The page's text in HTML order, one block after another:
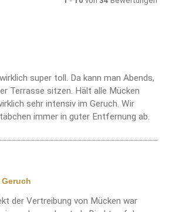
Sternen
super toll. Da kann man Abends,
Terrasse sitzen. Hält alle Mücken
sehr intensiv im Geruch. Wir
immer in guter Entfernung ab.
Sternen
der Vertreibung von Mücken war